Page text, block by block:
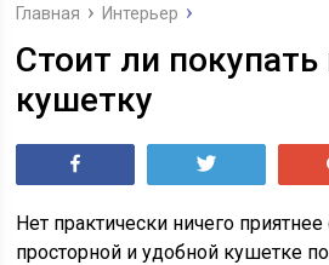
Главная Интерьер
Стоит ли
кушетку
Нет практически ничего
просторной и удобной кушетке